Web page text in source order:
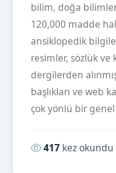
bilim, doğa
120,000 madde
ansiklopedik
resimler, sözlük ve
dergilerden
başlıkları ve web
çok yönlü bir genel
Okunma sayısı:
417 kez okundu